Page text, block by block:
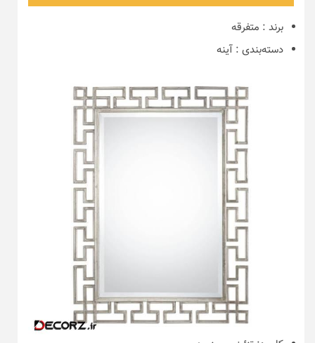
برند : متفرقه
دسته‌بندی : آینه